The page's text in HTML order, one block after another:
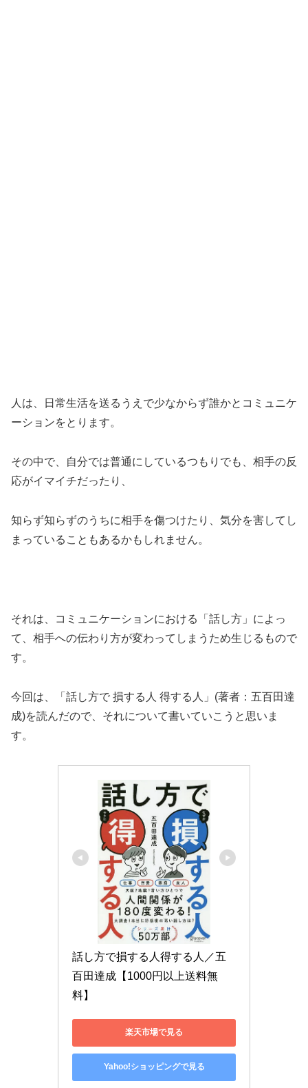
人は、日常生活を送るうえで少なからず誰かとコミュニケ
ーションをとります。
その中で、自分では普通にしているつもりでも、相手の反
応がイマイチだったり、
知らず知らずのうちに相手を傷つけたり、気分を害してし
まっていることもあるかもしれません。
それは、コミュニケーションにおける「話し方」によっ
て、相手への伝わり方が変わってしまうため生じるもので
す。
今回は、「話し方で 損する人 得する人」(著者：五百田達
成)を読んだので、それについて書いていこうと思いま
す。
話し方で損する人得する人／五
百田達成【1000円以上送料無
料】
楽天市場で見る
Yahoo!ショッピングで見る